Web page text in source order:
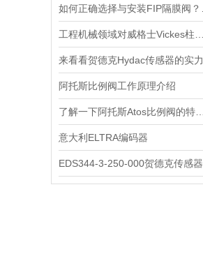
来看看贺德克Hydac传感器的实力
阿托斯比例阀工作原理介绍
意大利ELTRA编码器
EDS344-3-250-000贺德克传感器